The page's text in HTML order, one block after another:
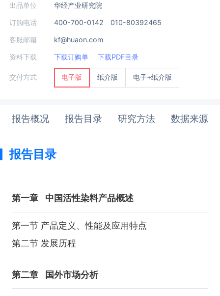
出品单位 华经产业研究院
订购电话 400-700-0142 010-80392465
客服邮箱 kf@huaon.com
资料下载 下载订购单 下载PDF目录
交付方式 电子版 纸介版 电子+纸介版
报告概况 报告目录 研究方法 数据来源
报告目录
第一章 中国活性染料产品概述
第一节 产品定义、性能及应用特点
第二节 发展历程
第二章 国外市场分析